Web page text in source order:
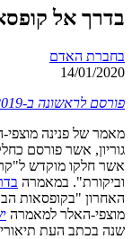
בדרך אל
בחברת האדם
14/01/2020
פורסם לראשונה ב-12.4.2019
מאמר של פנינה מוצפי-
גוריון, אשר פורסם
אשר חלקו מוקדש
וביקורת". במאמרה
האחרון "בקופסאות
מוצפי-האלר למאמרה
שנה בכתב העת